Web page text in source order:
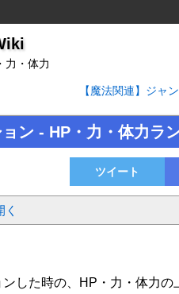
力・体力
【魔法関連】ジャ
ン - HP・力・体力ラ
ツイート
した時の、HP・力・体力の